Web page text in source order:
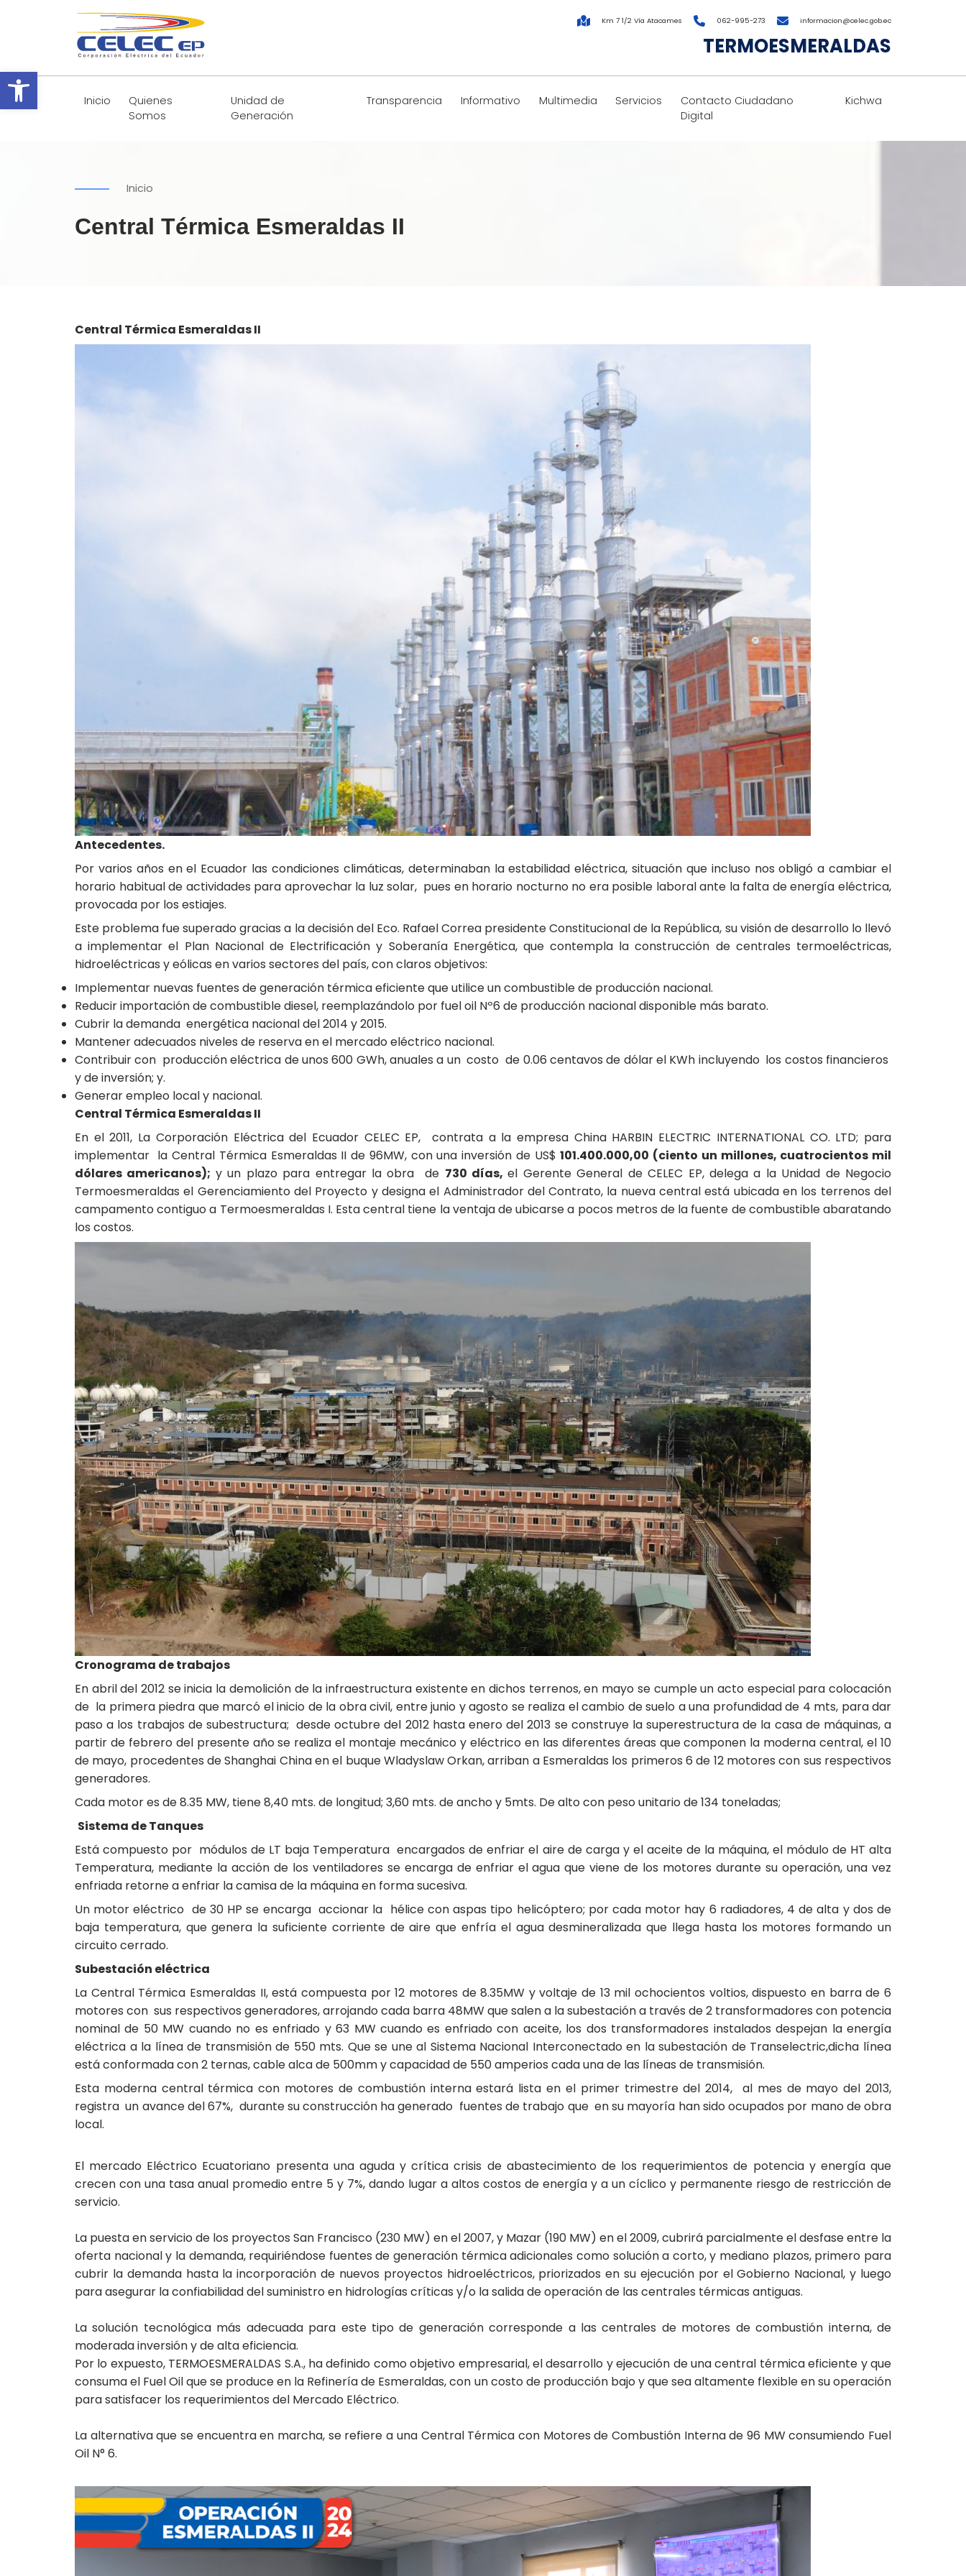
Abrir barra de herramientas
Km 7 1/2 Vía Atacames 062-995-273 informacion@celec.gob.ec
TERMOESMERALDAS
Inicio
Quienes
Somos
Unidad de
Generación
Transparencia Informativo Multimedia Servicios
Contacto Ciudadano
Digital
Kichwa
Inicio
Central Térmica Esmeraldas II
Central Térmica Esmeraldas II
Antecedentes.
Por varios años en el Ecuador las condiciones climáticas, determinaban la estabilidad eléctrica, situación que incluso nos obligó a cambiar el
horario habitual de actividades para aprovechar la luz solar, pues en horario nocturno no era posible laboral ante la falta de energía eléctrica,
provocada por los estiajes.
Este problema fue superado gracias a la decisión del Eco. Rafael Correa presidente Constitucional de la República, su visión de desarrollo lo llevó
a implementar el Plan Nacional de Electrificación y Soberanía Energética, que contempla la construcción de centrales termoeléctricas,
hidroeléctricas y eólicas en varios sectores del país, con claros objetivos:
Implementar nuevas fuentes de generación térmica eficiente que utilice un combustible de producción nacional.
Reducir importación de combustible diesel, reemplazándolo por fuel oil Nº6 de producción nacional disponible más barato.
Cubrir la demanda energética nacional del 2014 y 2015.
Mantener adecuados niveles de reserva en el mercado eléctrico nacional.
Contribuir con producción eléctrica de unos 600 GWh, anuales a un costo de 0.06 centavos de dólar el KWh incluyendo los costos financieros
y de inversión; y.
Generar empleo local y nacional.
Central Térmica Esmeraldas II
En el 2011, La Corporación Eléctrica del Ecuador CELEC EP, contrata a la empresa China HARBIN ELECTRIC INTERNATIONAL CO. LTD; para
implementar la Central Térmica Esmeraldas II de 96MW, con una inversión de US$101.400.000,00 (ciento un millones, cuatrocientos mil
dólares americanos); y un plazo para entregar la obra de 730 días,el Gerente General de CELEC EP, delega a la Unidad de Negocio
Termoesmeraldas el Gerenciamiento del Proyecto y designa el Administrador del Contrato, la nueva central está ubicada en los terrenos del
campamento contiguo a Termoesmeraldas I. Esta central tiene la ventaja de ubicarse a pocos metros de la fuente de combustible abaratando
los costos.
Cronograma de trabajos
En abril del 2012 se inicia la demolición de la infraestructura existente en dichos terrenos, en mayo se cumple un acto especial para colocación
de la primera piedra que marcó el inicio de la obra civil, entre junio y agosto se realiza el cambio de suelo a una profundidad de 4 mts, para dar
paso a los trabajos de subestructura; desde octubre del 2012 hasta enero del 2013 se construye la superestructura de la casa de máquinas, a
partir de febrero del presente año se realiza el montaje mecánico y eléctrico en las diferentes áreas que componen la moderna central, el 10
de mayo, procedentes de Shanghai China en el buque Wladyslaw Orkan, arriban a Esmeraldas los primeros 6 de 12 motores con sus respectivos
generadores.
Cada motor es de 8.35 MW, tiene 8,40 mts. de longitud; 3,60 mts. de ancho y 5mts. De alto con peso unitario de 134 toneladas;
Sistema de Tanques
Está compuesto por módulos de LT baja Temperatura encargados de enfriar el aire de carga y el aceite de la máquina, el módulo de HT alta
Temperatura, mediante la acción de los ventiladores se encarga de enfriar el agua que viene de los motores durante su operación, una vez
enfriada retorne a enfriar la camisa de la máquina en forma sucesiva.
Un motor eléctrico de 30 HP se encarga accionar la hélice con aspas tipo helicóptero; por cada motor hay 6 radiadores, 4 de alta y dos de
baja temperatura, que genera la suficiente corriente de aire que enfría el agua desmineralizada que llega hasta los motores formando un
circuito cerrado.
Subestación eléctrica
La Central Térmica Esmeraldas II, está compuesta por 12 motores de 8.35MW y voltaje de 13 mil ochocientos voltios, dispuesto en barra de 6
motores con sus respectivos generadores, arrojando cada barra 48MW que salen a la subestación a través de 2 transformadores con potencia
nominal de 50 MW cuando no es enfriado y 63 MW cuando es enfriado con aceite, los dos transformadores instalados despejan la energía
eléctrica a la línea de transmisión de 550 mts. Que se une al Sistema Nacional Interconectado en la subestación de Transelectric,dicha línea
está conformada con 2 ternas, cable alca de 500mm y capacidad de 550 amperios cada una de las líneas de transmisión.
Esta moderna central térmica con motores de combustión interna estará lista en el primer trimestre del 2014, al mes de mayo del 2013,
registra un avance del 67%, durante su construcción ha generado fuentes de trabajo que en su mayoría han sido ocupados por mano de obra
local.
El mercado Eléctrico Ecuatoriano presenta una aguda y crítica crisis de abastecimiento de los requerimientos de potencia y energía que
crecen con una tasa anual promedio entre 5 y 7%, dando lugar a altos costos de energía y a un cíclico y permanente riesgo de restricción de
servicio.
La puesta en servicio de los proyectos San Francisco (230 MW) en el 2007, y Mazar (190 MW) en el 2009, cubrirá parcialmente el desfase entre la
oferta nacional y la demanda, requiriéndose fuentes de generación térmica adicionales como solución a corto, y mediano plazos, primero para
cubrir la demanda hasta la incorporación de nuevos proyectos hidroeléctricos, priorizados en su ejecución por el Gobierno Nacional, y luego
para asegurar la confiabilidad del suministro en hidrologías críticas y/o la salida de operación de las centrales térmicas antiguas.
La solución tecnológica más adecuada para este tipo de generación corresponde a las centrales de motores de combustión interna, de
moderada inversión y de alta eficiencia.
Por lo expuesto, TERMOESMERALDAS S.A., ha definido como objetivo empresarial, el desarrollo y ejecución de una central térmica eficiente y que
consuma el Fuel Oil que se produce en la Refinería de Esmeraldas, con un costo de producción bajo y que sea altamente flexible en su operación
para satisfacer los requerimientos del Mercado Eléctrico.
La alternativa que se encuentra en marcha, se refiere a una Central Térmica con Motores de Combustión Interna de 96 MW consumiendo Fuel
Oil N° 6.